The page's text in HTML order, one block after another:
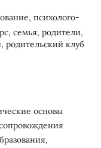
психологo-
семья, родители,
родительский клуб
основы